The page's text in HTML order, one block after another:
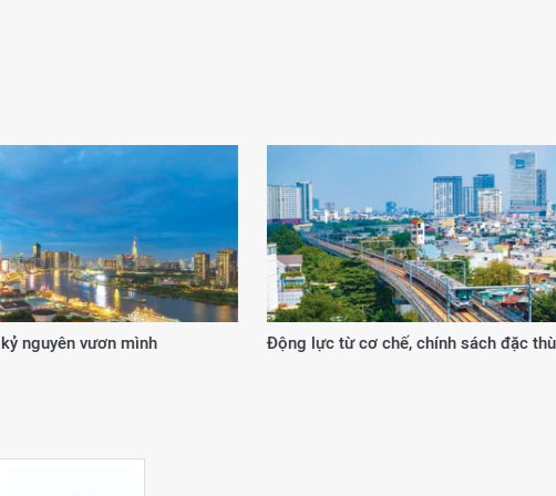
Động lực từ cơ chế, chính sách đặc thù 20 năm kiến tạo giá trị